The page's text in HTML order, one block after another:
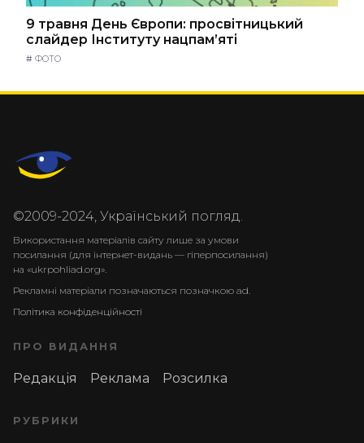
9 травня День Європи: просвітницький
слайдер Інституту нацпам’яті
# ФОТО
©2009-2024, Український погляд.
Використання матеріалів сайту лише за умови
посилання (для інтернет-видань — гіперпосилання)
на «ukrpohliad.org».
Рекламні матеріали позначаються позначкою ad.
Політика конфіденційності
ПРО ВИДАННЯ
Редакція Реклама Розсилка
РУБРИКИ